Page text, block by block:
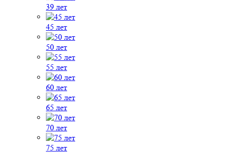
39 лет
45 лет
50 лет
55 лет
60 лет
65 лет
70 лет
75 лет